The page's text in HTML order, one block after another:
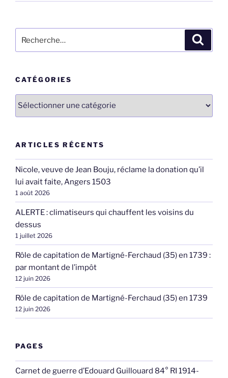
pour
CATÉGORIES
Catégories
ARTICLES RÉCENTS
Nicole, veuve de Jean Bouju, réclame la donation qu’il
lui avait faite, Angers 1503
1 août 2026
ALERTE : climatiseurs qui chauffent les voisins du
dessus
1 juillet 2026
Rôle de capitation de Martigné-Ferchaud (35) en 1739 :
par montant de l’impôt
12 juin 2026
Rôle de capitation de Martigné-Ferchaud (35) en 1739
12 juin 2026
PAGES
Carnet de guerre d’Edouard Guillouard 84° RI 1914-